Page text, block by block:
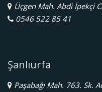
Üçgen Mah. Abdi İpekçi
0546 522 85 41
Şanlıurfa
Paşabağı Mah. 763. Sk.